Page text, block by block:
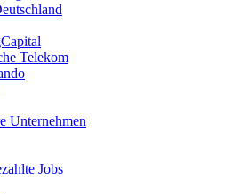
Telekom
Unternehmen
Jobs